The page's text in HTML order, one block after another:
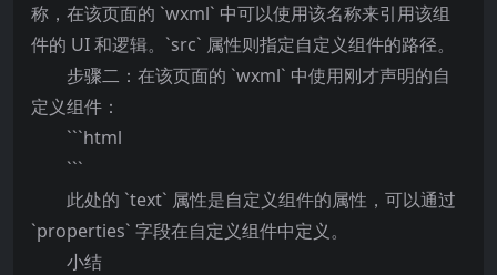
称，在该页面的 `wxml` 中可以使用该名称来引用该组
件的 UI 和逻辑。`src` 属性则指定自定义组件的路径。
步骤二：在该页面的 `wxml` 中使用刚才声明的自
定义组件：
```html
```
此处的 `text` 属性是自定义组件的属性，可以通过
`properties` 字段在自定义组件中定义。
小结